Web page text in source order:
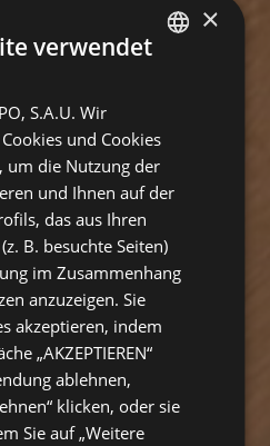
GERMAN
×
verwendet
S.A.U. Wir
und Cookies
die Nutzung der
und Ihnen auf der
das aus Ihren
B. besuchte Seiten)
im Zusammenhang
anzuzeigen. Sie
akzeptieren, indem
„AKZEPTIEREN“
ablehnen,
klicken, oder sie
Sie auf „Weitere